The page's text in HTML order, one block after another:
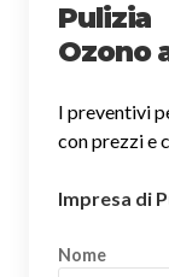
Ozono
I preventivi
con prezzi e
Impresa di
Nome